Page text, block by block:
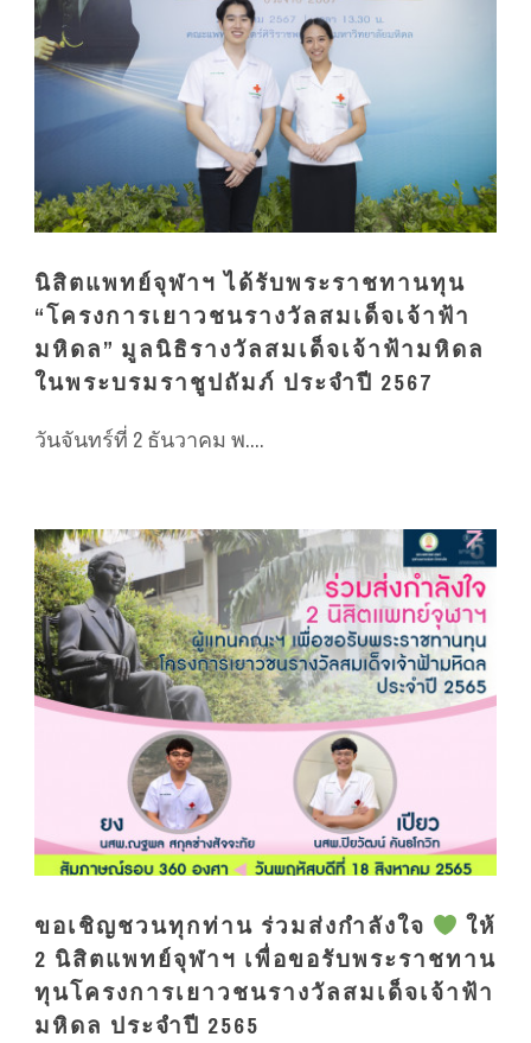
นิสิตแพทย์จุฬาฯ ได้รับพระราชทานทุน
“โครงการเยาวชนรางวัลสมเด็จเจ้าฟ้า
มหิดล” มูลนิธิรางวัลสมเด็จเจ้าฟ้ามหิดล
ในพระบรมราชูปถัมภ์ ประจำปี 2567
วันจันทร์ที่ 2 ธันวาคม พ....
ขอเชิญชวนทุกท่าน ร่วมส่งกำลังใจ
ให้
2 นิสิตแพทย์จุฬาฯ เพื่อขอรับพระราชทาน
ทุนโครงการเยาวชนรางวัลสมเด็จเจ้าฟ้า
มหิดล ประจำปี 2565